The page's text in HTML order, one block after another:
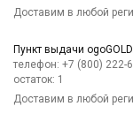
Доставим в любой
Пункт выдачи
телефон: +7 (800) 222-
остаток: 1
Доставим в любой